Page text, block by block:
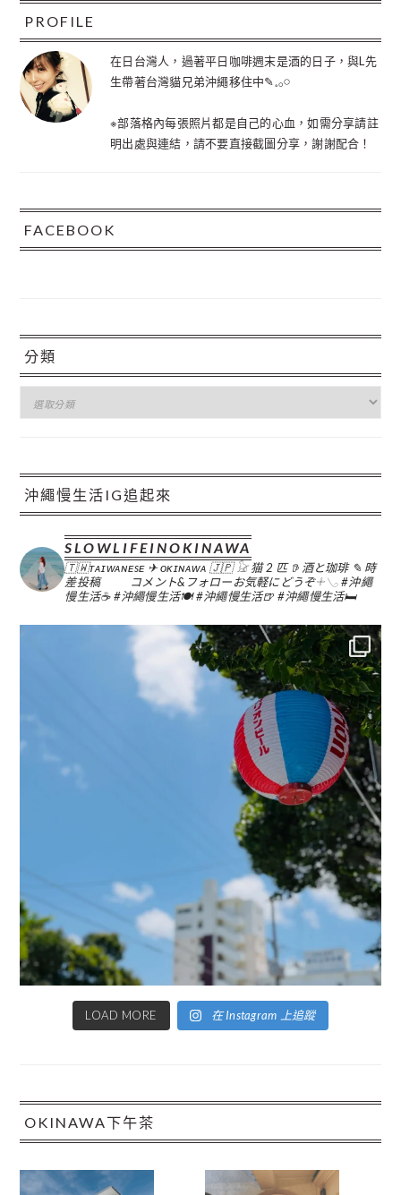
站
PROFILE
在日台灣人，過著平日咖啡週末是酒的日子，與L先
生帶著台灣貓兄弟沖繩移住中✎𓈒𓂂𓏸
※部落格內每張照片都是自己的心血，如需分享請註
明出處與連結，請不要直接截圖分享，謝謝配合！
FACEBOOK
分類
沖繩慢生活IG追起來
SLOWLIFEINOKINAWA
🇹🇼ᴛᴀɪᴡᴀɴᴇsᴇ ✈︎ ᴏᴋɪɴᴀᴡᴀ 🇯🇵𓃠 猫 2 匹 𖠚 酒と珈琲✎ 時
差投稿
コメント&フォローお気軽にどうぞ𓇬𓂅#沖繩
慢生活☕️#沖繩慢生活🍽#沖繩慢生活🍺 #沖繩慢生活🛏
LOAD MORE 在 Instagram 上追蹤
OKINAWA下午茶